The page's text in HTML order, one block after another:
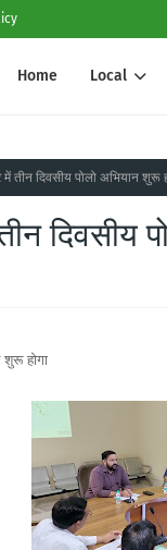
Home Local
तीन दिवसीय पोलो अभियान शुरू
दिवसीय
होगा